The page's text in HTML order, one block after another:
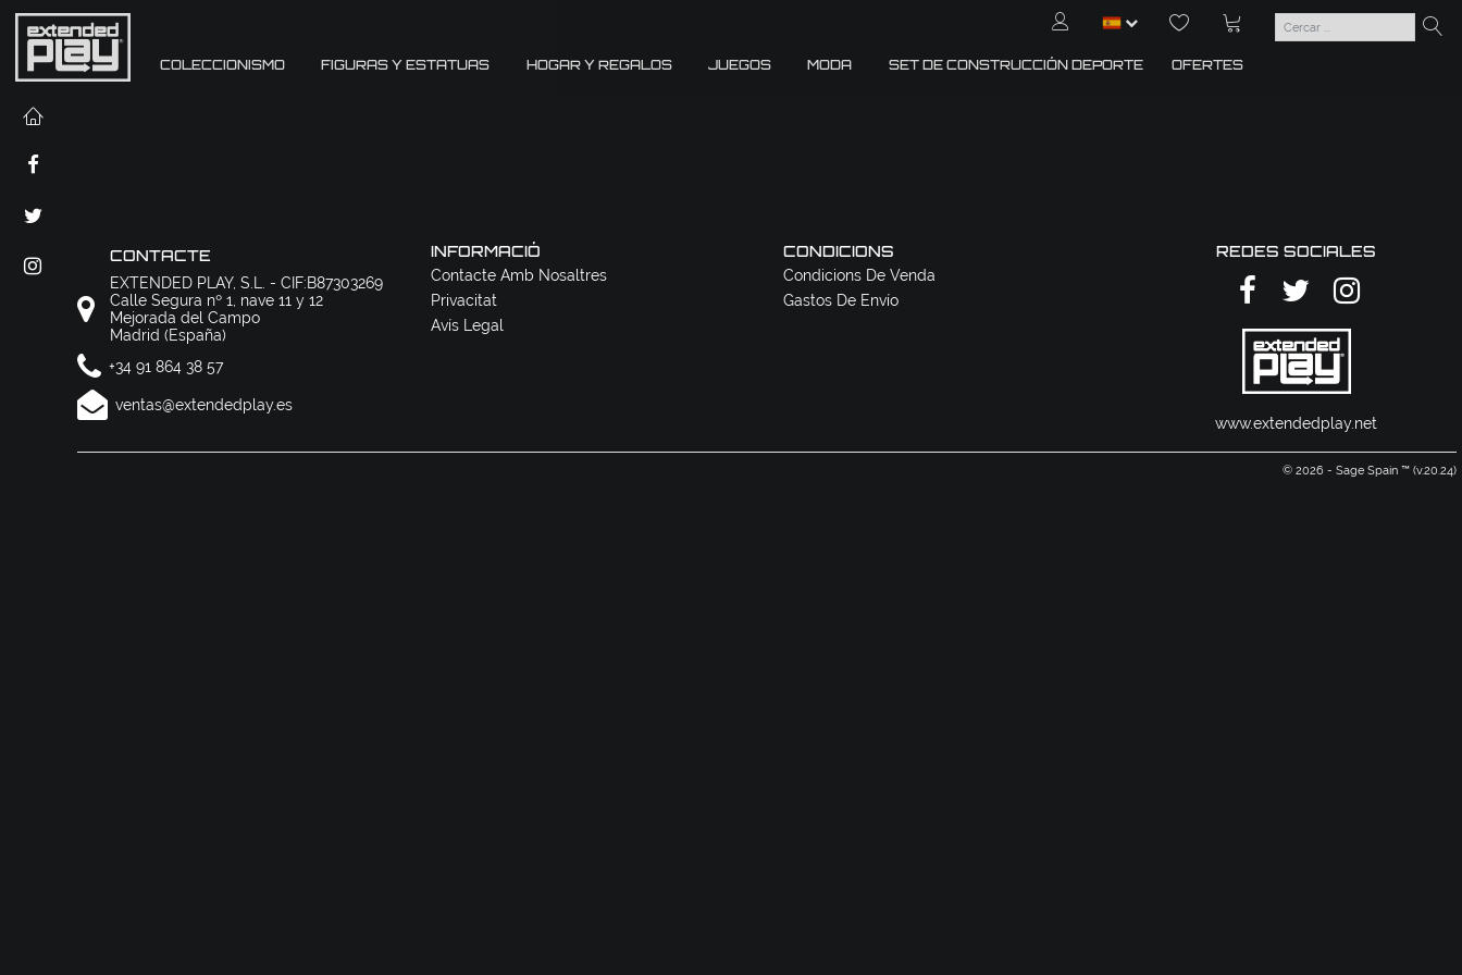
COLECCIONISMO FIGURAS Y ESTATUAS HOGAR Y REGALOS JUEGOS MODA SET DE CONSTRUCCIÓN DEPORTE OFERTES
CONTACTE
EXTENDED PLAY, S.L. - CIF:B87303269
Calle Segura nº 1, nave 11 y 12
Mejorada del Campo
Madrid (España)
+34 91 864 38 57
ventas@extendedplay.es
INFORMACIÓ
Contacte Amb Nosaltres
Privacitat
Avís Legal
CONDICIONS
Condicions De Venda
Gastos De Envío
REDES SOCIALES
www.extendedplay.net
© 2026 - Sage Spain ™ (v.20.24)